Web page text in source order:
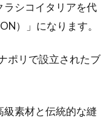
コーディネート。万能な
シコイタリアを代
）」になります。
ポリで設立されたブ
級素材と伝統的な縫